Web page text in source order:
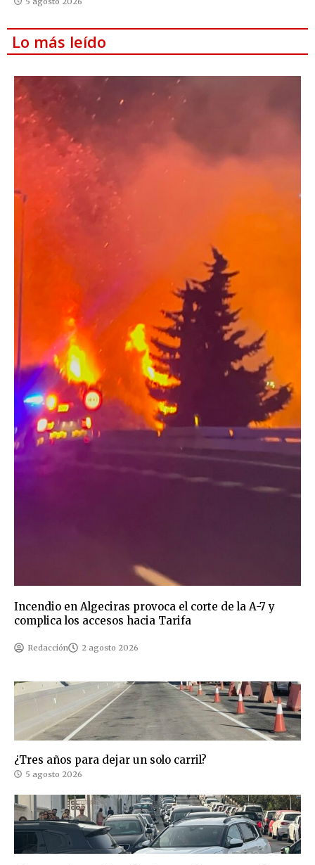
Lo más leído
Incendio en Algeciras provoca el corte de la A-7 y
complica los accesos hacia Tarifa
Redacción 2 agosto 2026
¿Tres años para dejar un solo carril?
5 agosto 2026